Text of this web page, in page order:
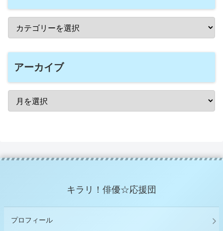
アーカイブ
キラリ！俳優☆応援団
プロフィール